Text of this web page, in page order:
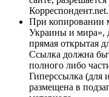
Корреспондент.net.
При копировании
Украины и мира»,
прямая открытая
Ссылка должна
полного либо
Гиперссылка (для
размещена в